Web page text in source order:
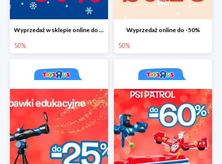
Wyprzedaż w sklepie online do -50%
50%
Wyprzedaż online do -50%
50%